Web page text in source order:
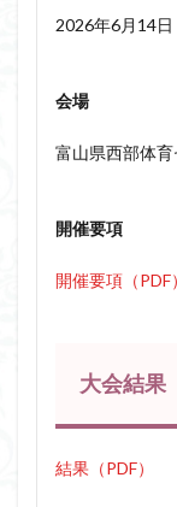
2026年6月14日
会場
富山県西部体育
開催要項
開催要項（PDF）
大会結果
結果（PDF）